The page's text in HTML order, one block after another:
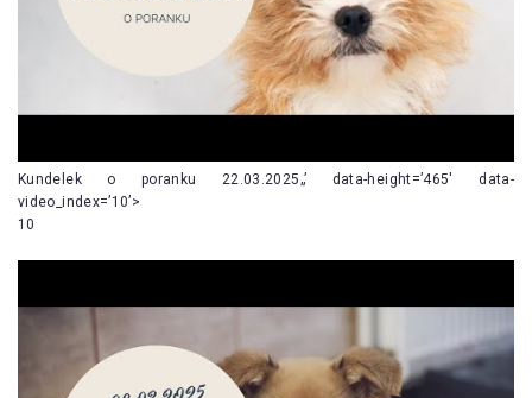
Kundelek o poranku 22.03.2025„’ data-height=’465′ data-
video_index=’10’>
10